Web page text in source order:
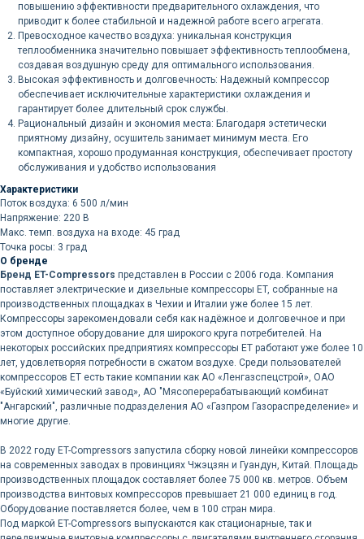
повышению эффективности предварительного охлаждения, что
приводит к более стабильной и надежной работе всего агрегата.
Превосходное качество воздуха: уникальная конструкция
теплообменника значительно повышает эффективность теплообмена,
создавая воздушную среду для оптимального использования.
Высокая эффективность и долговечность: Надежный компрессор
обеспечивает исключительные характеристики охлаждения и
гарантирует более длительный срок службы.
Рациональный дизайн и экономия места: Благодаря эстетически
приятному дизайну, осушитель занимает минимум места. Его
компактная, хорошо продуманная конструкция, обеспечивает простоту
обслуживания и удобство использования
Характеристики
Поток воздуха: 6 500 л/мин
Напряжение: 220 В
Макс. темп. воздуха на входе: 45 град
Точка росы: 3 град
О бренде
Бренд ET-Compressors представлен в России с 2006 года. Компания
поставляет электрические и дизельные компрессоры ET, собранные на
производственных площадках в Чехии и Италии уже более 15 лет.
Компрессоры зарекомендовали себя как надёжное и долговечное и при
этом доступное оборудование для широкого круга потребителей. На
некоторых российских предприятиях компрессоры ET работают уже более 10
лет, удовлетворяя потребности в сжатом воздухе. Среди пользователей
компрессоров ET есть такие компании как АО «Ленгазспецстрой», ОАО
«Буйский химический завод», АО "Мясоперерабатывающий комбинат
"Ангарский", различные подразделения АО «Газпром Газораспределение» и
многие другие.
В 2022 году ET-Compressors запустила сборку новой линейки компрессоров
на современных заводах в провинциях Чжэцзян и Гуандун, Китай. Площадь
производственных площадок составляет более 75 000 кв. метров. Объем
производства винтовых компрессоров превышает 21 000 единиц в год.
Оборудование поставляется более, чем в 100 стран мира.
Под маркой ET-Compressors выпускаются как стационарные, так и